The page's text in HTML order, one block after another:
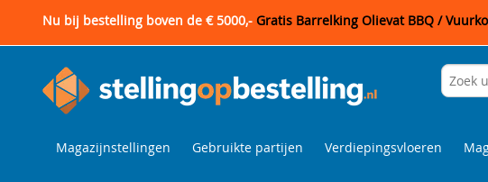
Nu bij bestelling boven de € 5000,- Gratis Barrelking Olievat BBQ /
Magazijnstellingen Gebruikte partijen Verdiepingsvloeren